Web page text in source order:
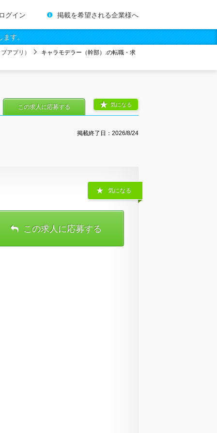
ログイン 掲載を希望される企業様へ
す。
アプリ）
キャラモデラー（幹部）.の転職・求
掲載終了日： 2026/8/24
気になる
この求人に応募する
気になる
この求人に応募する